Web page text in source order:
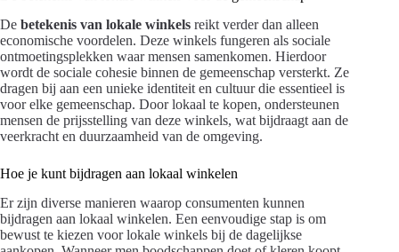
De betekenis van lokale winkels reikt verder dan alleen
economische voordelen. Deze winkels fungeren als sociale
ontmoetingsplekken waar mensen samenkomen. Hierdoor
wordt de sociale cohesie binnen de gemeenschap versterkt. Ze
dragen bij aan een unieke identiteit en cultuur die essentieel is
voor elke gemeenschap. Door lokaal te kopen, ondersteunen
mensen de prijsstelling van deze winkels, wat bijdraagt aan de
veerkracht en duurzaamheid van de omgeving.
Hoe je kunt bijdragen aan lokaal winkelen
Er zijn diverse manieren waarop consumenten kunnen
bijdragen aan lokaal winkelen. Een eenvoudige stap is om
bewust te kiezen voor lokale winkels bij de dagelijkse